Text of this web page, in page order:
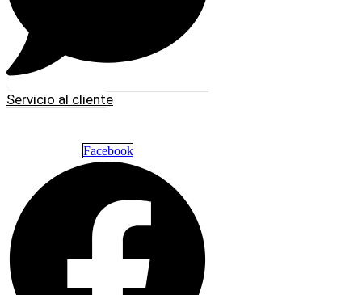
Servicio al cliente
Facebook